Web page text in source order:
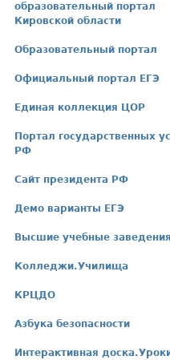
образовательный портал
Кировской области
Образовательный портал
Официальный портал ЕГЭ
Единая коллекция ЦОР
Портал государственных
РФ
Сайт президента РФ
Демо варианты ЕГЭ
Высшие учебные заведения
Колледжи.Училища
КРЦДО
Азбука безопасности
Интерактивная